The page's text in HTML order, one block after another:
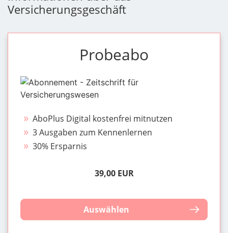
Versicherungsgeschäft
Probeabo
AboPlus Digital kostenfrei mitnutzen
3 Ausgaben zum Kennenlernen
30% Ersparnis
39,00 EUR
Auswählen